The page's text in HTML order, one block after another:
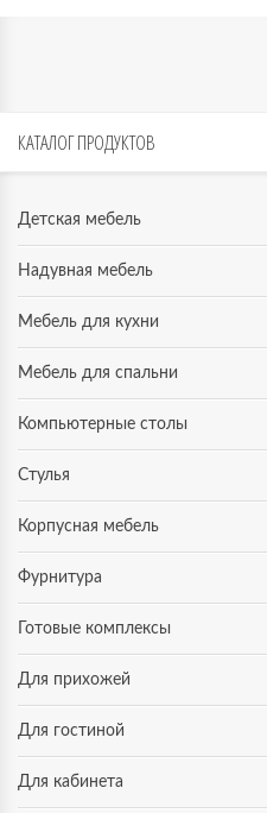
КАТАЛОГПРОДУКТОВ
Детская мебель
Надувная мебель
Мебель для кухни
Мебель для спальни
Компьютерные столы
Стулья
Корпусная мебель
Фурнитура
Готовые комплексы
Для прихожей
Для гостиной
Для кабинета